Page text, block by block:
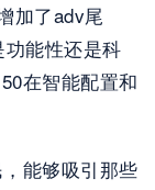
加了adv尾
能性还是科
在智能配置和
能够吸引那些